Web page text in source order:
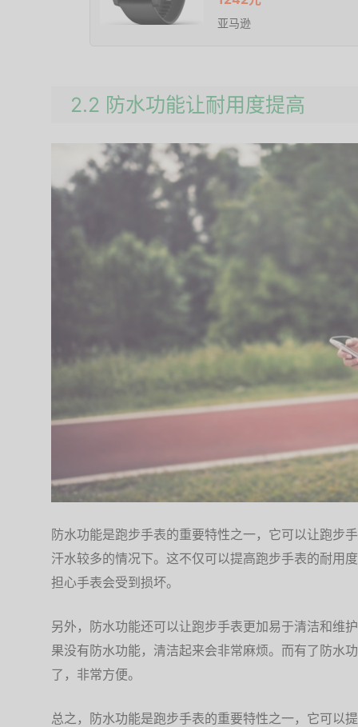
亚马逊
2.2 防水功能让耐用度提高
防水功能是跑步手表的重要特性之一，它可以让跑步
汗水较多的情况下。这不仅可以提高跑步手表的耐用
担心手表会受到损坏。
另外，防水功能还可以让跑步手表更加易于清洁和维
果没有防水功能，清洁起来会非常麻烦。而有了防水
了，非常方便。
总之，防水功能是跑步手表的重要特性之一，它可以